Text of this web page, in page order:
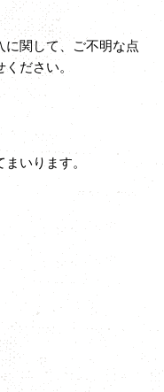
に関して、ご不明な点
ださい。
いります。